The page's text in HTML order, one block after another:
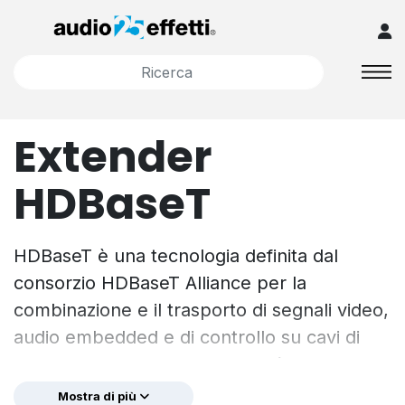
Extender
HDBaseT
HDBaseT è una tecnologia definita dal
consorzio HDBaseT Alliance per la
combinazione e il trasporto di segnali video,
audio embedded e di controllo su cavi di
tipo CATx. Garantisce flessibilità di
trasmissione di segnali AV provenienti da
Mostra di più